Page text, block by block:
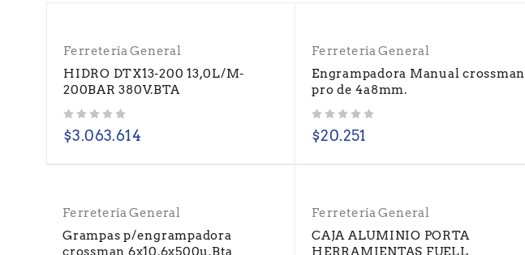
Ferretería General
HIDRO DTX13-200 13,0L/M-
200BAR 380V.BTA
$3.063.614
Ferretería General
Engrampadora Manual crossman
pro de 4a8mm.
$20.251
Ferretería General
Grampas p/engrampadora
crossman 6x10.6x500u.Bta
Ferretería General
CAJA ALUMINIO PORTA
HERRAMIENTAS FUELL